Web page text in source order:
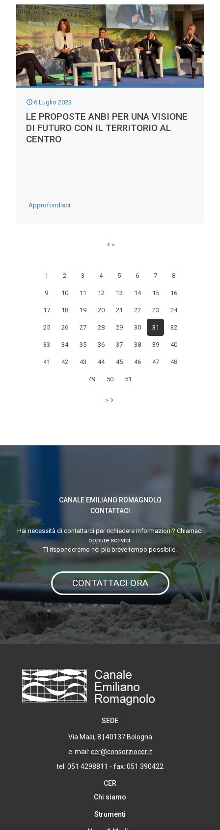
SCANDALO
DA
SUPERARE
DIGA
DI
MONTEDOGLIO:
6 Luglio 2023
LE PROPOSTE ANBI PER UNA VISIONE
DI FUTURO CON IL TERRITORIO AL
CENTRO
Approfondisci-
UNA
VISIONE
<
1 2 3 4 5 6 7 8
9 10 11 12 13 14 15 16
17 18 19 20 21 22 23 24
25 26 27 28 29 30 31 32
33 34 35 36 37 38 39 40
41 42 43 44 45 46 47 48
49 50 51
>
CANALE EMILIANO ROMAGNOLO
CONTATTACI
Hai necessità di contattarci per richiedere informazioni? Chiamaci
oppure scrivici.
Ti risponderemo nel più breve tempo possibile.
CONTATTACI ORA
SEDE
Via Masi, 8 | 40137 Bologna
e-mail: cer@consorziocer.it
tel: 051 4298811 - fax: 051 390422
CER
Chi siamo
Strumenti